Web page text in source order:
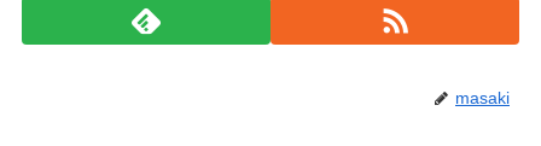
masaki